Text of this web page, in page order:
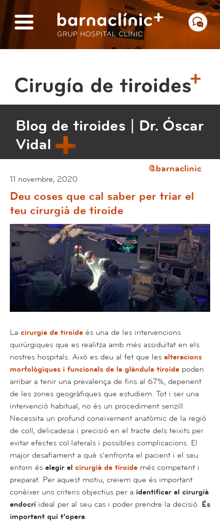
Blog de tiroides | Dr. Óscar
Vidal
@barnaclinic
11 novembre, 2020
Deu coses que cal saber per triar el
teu cirurgià de tiroide
La cirurgia de tiroide és una de les intervencions
quirúrgiques que es realitza amb més assiduïtat en els
nostres hospitals. Això es deu al fet que les alteracions
morfològiques i funcionals de la glàndula tiroide poden
arribar a tenir una prevalença de fins al 67%, depenent
de les zones geogràfiques que estudiem. Tot i ser una
intervenció habitual, no és un procediment senzill.
Necessita un profund coneixement anatòmic de la regió
de coll, delicadesa i precisió en el tracte dels teixits per
evitar efectes col·laterals i possibles complicacions. El
major desafiament a què s’enfronta el pacient i el seu
entorn és elegir el cirurgià de tiroide més competent i
preparat. Per aquest motiu, creiem que és important
conèixer uns criteris objectius per a identificar el cirurgià
endocrí ideal per al seu cas i poder prendre la decisió. És
important qui t’opera.